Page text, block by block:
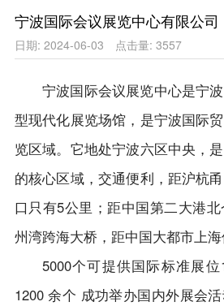
组织架构
获奖荣誉
最新动态
通知公告
协会动态
会展资讯
展会信息
境内展会
境外展会
会展政策
报告刊物
会展之家
中国会展产业年度报告
浙江会展业发展报告
会员天地
协会章程
入会申请
会员单位
会长单位
副会长单位
会展标准
《数字贸易展会知识产权服
会展服务（布展工程）临时
规范
出国展服务规范
智库专家
党建之窗
党建新闻
联系我们
宁波国际会议展览中心有限公司
日期: 2024-06-03 点击量: 3557
宁波国际会议展览中心是宁波
型现代化展览场馆，是宁波国际
览区域。它地处宁波六区中央，
的核心区域，交通便利，距沪杭
口只有5公里；距中国第二大港
州湾跨海大桥，距中国大都市上
5000个可提供国际标准展位
1200 余个 成功举办国内外展会